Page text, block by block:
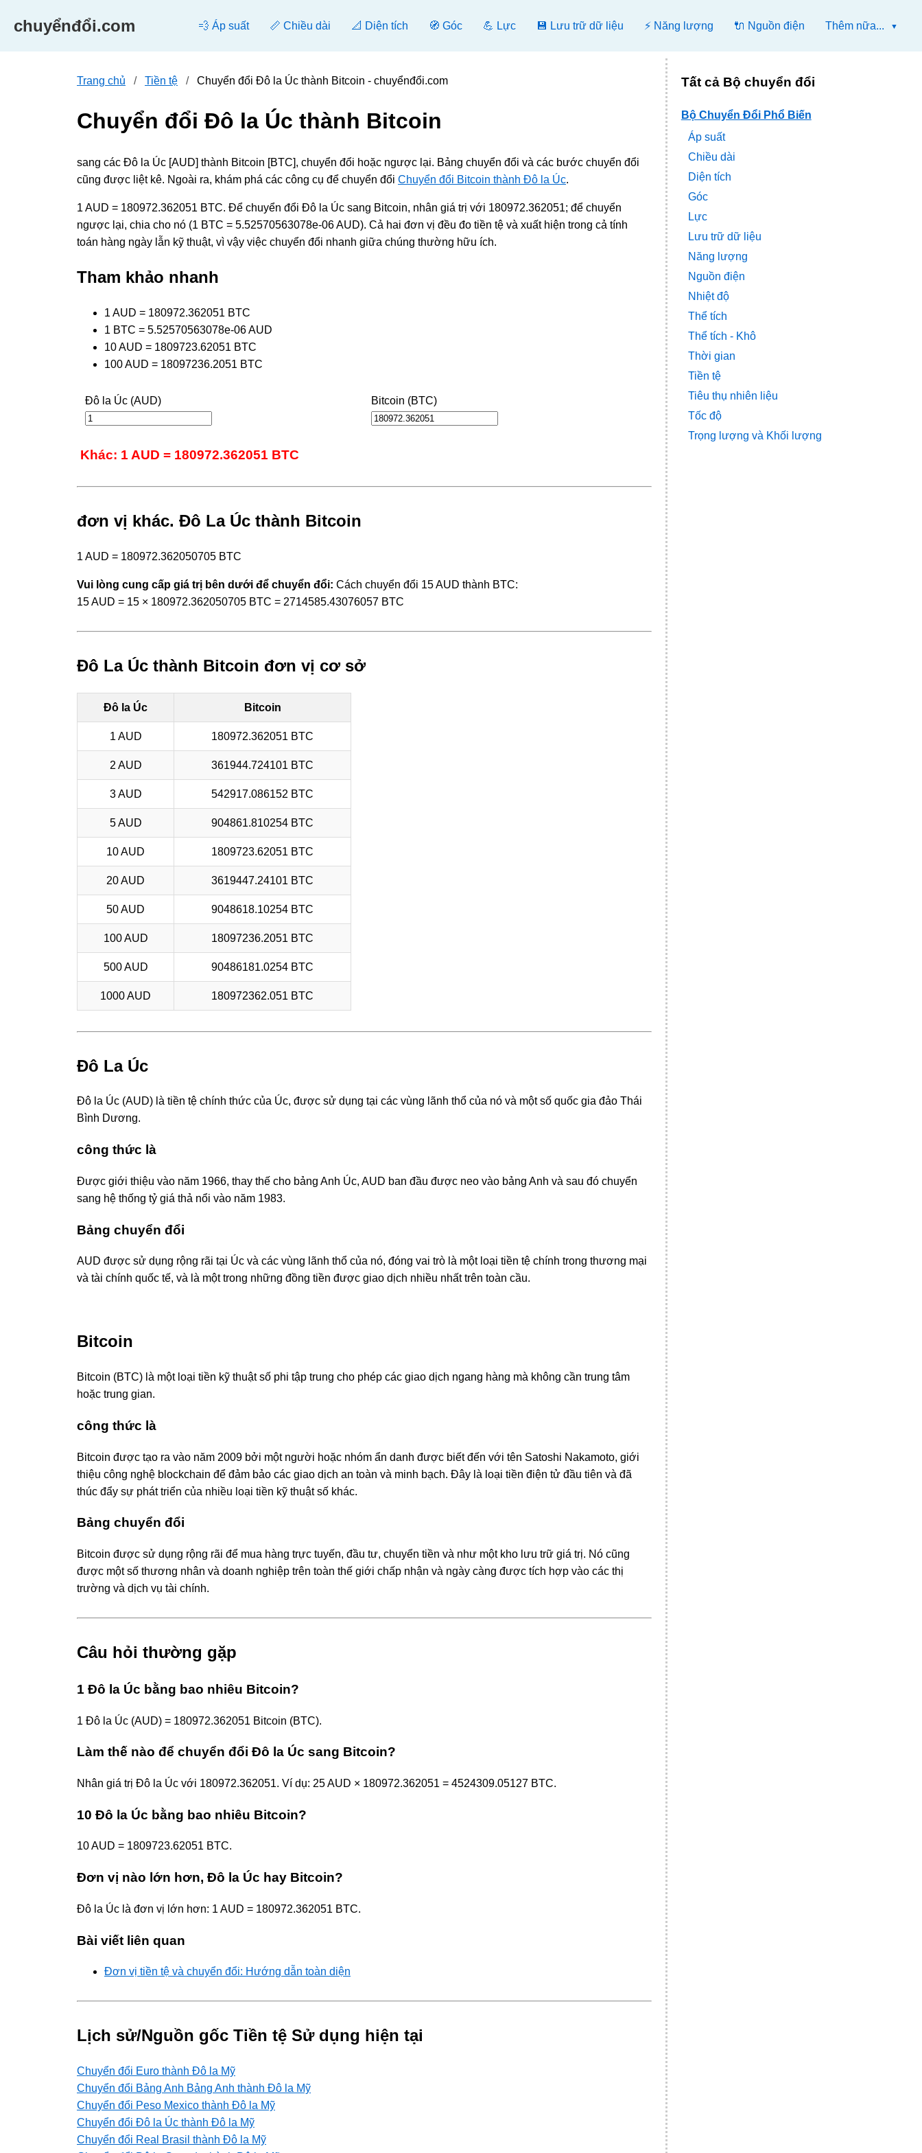
chuyểnđổi.com 💨 Áp suất 📏 Chiều dài 📐 Diện tích 🧭 Góc 💪 Lực 💾 Lưu trữ dữ liệu ⚡ Năng lượng 🔌 Nguồn điện Thêm nữa...
Trang chủ Tiền tệ Chuyển đổi Đô la Úc thành Bitcoin - chuyểnđổi.com
Chuyển đổi Đô la Úc thành Bitcoin
sang các Đô la Úc [AUD] thành Bitcoin [BTC], chuyển đổi hoặc ngược lại. Bảng chuyển đổi và các bước chuyển đổi
cũng được liệt kê. Ngoài ra, khám phá các công cụ để chuyển đổi Chuyển đổi Bitcoin thành Đô la Úc.
1 AUD = 180972.362051 BTC. Để chuyển đổi Đô la Úc sang Bitcoin, nhân giá trị với 180972.362051; để chuyển
ngược lại, chia cho nó (1 BTC = 5.52570563078e-06 AUD). Cả hai đơn vị đều đo tiền tệ và xuất hiện trong cả tính
toán hàng ngày lẫn kỹ thuật, vì vậy việc chuyển đổi nhanh giữa chúng thường hữu ích.
Tham khảo nhanh
1 AUD = 180972.362051 BTC
1 BTC = 5.52570563078e-06 AUD
10 AUD = 1809723.62051 BTC
100 AUD = 18097236.2051 BTC
Đô la Úc (AUD) Bitcoin (BTC)
Khác: 1 AUD = 180972.362051 BTC
đơn vị khác. Đô La Úc thành Bitcoin
1 AUD = 180972.362050705 BTC
Vui lòng cung cấp giá trị bên dưới để chuyển đổi: Cách chuyển đổi 15 AUD thành BTC:
15 AUD = 15 × 180972.362050705 BTC = 2714585.43076057 BTC
Đô La Úc thành Bitcoin đơn vị cơ sở
Đô la Úc Bitcoin
1 AUD 180972.362051 BTC
2 AUD 361944.724101 BTC
3 AUD 542917.086152 BTC
5 AUD 904861.810254 BTC
10 AUD 1809723.62051 BTC
20 AUD 3619447.24101 BTC
50 AUD 9048618.10254 BTC
100 AUD 18097236.2051 BTC
500 AUD 90486181.0254 BTC
1000 AUD 180972362.051 BTC
Đô La Úc
Đô la Úc (AUD) là tiền tệ chính thức của Úc, được sử dụng tại các vùng lãnh thổ của nó và một số quốc gia đảo Thái
Bình Dương.
công thức là
Được giới thiệu vào năm 1966, thay thế cho bảng Anh Úc, AUD ban đầu được neo vào bảng Anh và sau đó chuyển
sang hệ thống tỷ giá thả nổi vào năm 1983.
Bảng chuyển đổi
AUD được sử dụng rộng rãi tại Úc và các vùng lãnh thổ của nó, đóng vai trò là một loại tiền tệ chính trong thương mại
và tài chính quốc tế, và là một trong những đồng tiền được giao dịch nhiều nhất trên toàn cầu.
Bitcoin
Bitcoin (BTC) là một loại tiền kỹ thuật số phi tập trung cho phép các giao dịch ngang hàng mà không cần trung tâm
hoặc trung gian.
công thức là
Bitcoin được tạo ra vào năm 2009 bởi một người hoặc nhóm ẩn danh được biết đến với tên Satoshi Nakamoto, giới
thiệu công nghệ blockchain để đảm bảo các giao dịch an toàn và minh bạch. Đây là loại tiền điện tử đầu tiên và đã
thúc đẩy sự phát triển của nhiều loại tiền kỹ thuật số khác.
Bảng chuyển đổi
Bitcoin được sử dụng rộng rãi để mua hàng trực tuyến, đầu tư, chuyển tiền và như một kho lưu trữ giá trị. Nó cũng
được một số thương nhân và doanh nghiệp trên toàn thế giới chấp nhận và ngày càng được tích hợp vào các thị
trường và dịch vụ tài chính.
Câu hỏi thường gặp
1 Đô la Úc bằng bao nhiêu Bitcoin?
1 Đô la Úc (AUD) = 180972.362051 Bitcoin (BTC).
Làm thế nào để chuyển đổi Đô la Úc sang Bitcoin?
Nhân giá trị Đô la Úc với 180972.362051. Ví dụ: 25 AUD × 180972.362051 = 4524309.05127 BTC.
10 Đô la Úc bằng bao nhiêu Bitcoin?
10 AUD = 1809723.62051 BTC.
Đơn vị nào lớn hơn, Đô la Úc hay Bitcoin?
Đô la Úc là đơn vị lớn hơn: 1 AUD = 180972.362051 BTC.
Bài viết liên quan
Đơn vị tiền tệ và chuyển đổi: Hướng dẫn toàn diện
Lịch sử/Nguồn gốc Tiền tệ Sử dụng hiện tại
Chuyển đổi Euro thành Đô la Mỹ
Chuyển đổi Bảng Anh Bảng Anh thành Đô la Mỹ
Chuyển đổi Peso Mexico thành Đô la Mỹ
Chuyển đổi Đô la Úc thành Đô la Mỹ
Chuyển đổi Real Brasil thành Đô la Mỹ
Tất cả Bộ chuyển đổi
Bộ Chuyển Đổi Phổ Biến
Áp suất
Chiều dài
Diện tích
Góc
Lực
Lưu trữ dữ liệu
Năng lượng
Nguồn điện
Nhiệt độ
Thể tích
Thể tích - Khô
Thời gian
Tiền tệ
Tiêu thụ nhiên liệu
Tốc độ
Trọng lượng và Khối lượng